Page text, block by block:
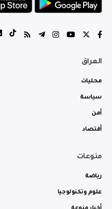
العراق
محليات
سياسة
أمن
أقتصاد
منوعات
رياضة
علوم وتكنولوجيا